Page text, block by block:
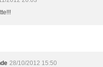
28/10/2012 15:50